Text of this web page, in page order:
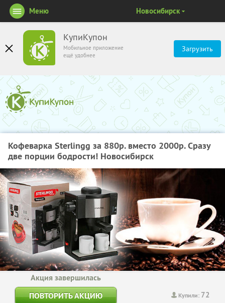
КупиКупон
Мобильное приложение
ещё удобнее
Загрузить
Меню Новосибирск
Кофеварка Sterlingg за 880р. вместо 2000р. Сразу
две порции бодрости! Новосибирск
Купили: 72
Акция завершилась
ПОВТОРИТЬ АКЦИЮ